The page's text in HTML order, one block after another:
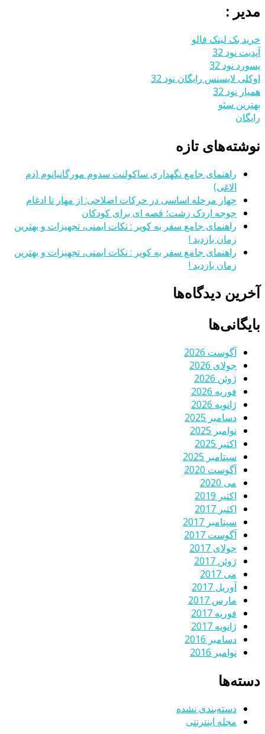
مدیر :
خرید بک لینک فالو
آپدیت نود 32
پسورد نود 32
اوکلی لایسنس رایگان نود 32
همیار نود 32
بهترین سئو
رایگان
نوشته‌های تازه
راهنمای جامع نگهداری ساکولنت سدوم مورگانیانوم (دم
الاغی)
چهار مرحله اساسی در حرکات اصلاحی: از مهار تا ادغام
جوجه اردک زشت؛ قصه ای برای کودکان
راهنمای جامع سفر به کویر : نکات ایمنی، تجهیزات و بهترین
زمان بازدید !
راهنمای جامع سفر به کویر : نکات ایمنی، تجهیزات و بهترین
زمان بازدید !
آخرین دیدگاه‌ها
بایگانی‌ها
آگوست 2026
جولای 2026
ژوئن 2026
فوریه 2026
ژانویه 2026
دسامبر 2025
نوامبر 2025
اکتبر 2025
سپتامبر 2025
آگوست 2020
می 2020
اکتبر 2019
اکتبر 2017
سپتامبر 2017
آگوست 2017
جولای 2017
ژوئن 2017
می 2017
آوریل 2017
مارس 2017
فوریه 2017
ژانویه 2017
دسامبر 2016
نوامبر 2016
دسته‌ها
دسته‌بندی نشده
مجله اینترنتی